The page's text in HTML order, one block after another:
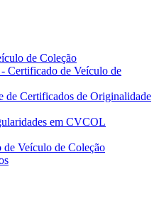
de Coleção
Certificado de Veículo de
de Certificados de Originalidade
em CVCOL
Veículo de Coleção